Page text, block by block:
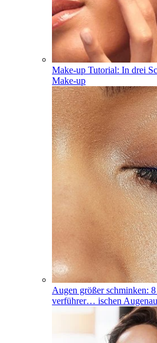
Make-up Tutorial: In drei
Make-up
Augen größer schminken:
verführer… ischen